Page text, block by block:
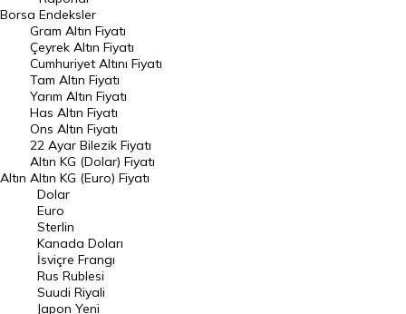
Dünya Borsaları
Raporlar
Endeksler
DÖVİZ
Döviz Kuru
Dolar Kuru
Euro Kuru
Pound Kuru
Frank Kuru
Riyal Kuru
Avustralya Doları
Borsa Endeksler
Altın
Gram Altın Fiyatı
Çeyrek Altın Fiyatı
Cumhuriyet Altını Fiyatı
Tam Altın Fiyatı
Yarım Altın Fiyatı
Has Altın Fiyatı
Ons Altın Fiyatı
22 Ayar Bilezik Fiyatı
Altın KG (Dolar) Fiyatı
Altın KG (Euro) Fiyatı
Dolar
Euro
Sterlin
Kanada Doları
İsviçre Frangı
Rus Rublesi
Suudi Riyali
Japon Yeni